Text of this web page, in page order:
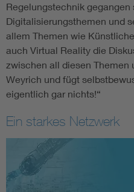
Regelungstechnik
Digitalisierungsthemen und
allem Themen wie
auch Virtual Reality die
zwischen all diesen Themen
Weyrich und fügt
eigentlich gar nichts!“
Ein starkes Netzwerk